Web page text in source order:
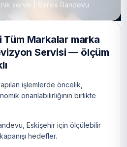
servis | Servis Randevu
Markalar marka
Servisi — ölçüm
işlemlerde öncelik,
onarılabilirliğinin birlikte
Eskişehir için ölçülebilir
hedefler.